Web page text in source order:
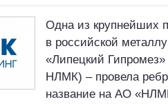
Одна из крупнейших
в российской
«Липецкий
НЛМК) – провела
название на АО